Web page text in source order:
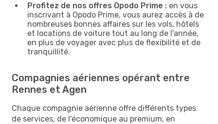
Profitez de nos offres Opodo Prime : en vous
inscrivant à Opodo Prime, vous aurez accès à de
nombreuses bonnes affaires sur les vols, hôtels
et locations de voiture tout au long de l'année,
en plus de voyager avec plus de flexibilité et de
tranquillité.
Compagnies aériennes opérant entre
Rennes et Agen
Chaque compagnie aérienne offre différents types
de services, de l'économique au premium, en